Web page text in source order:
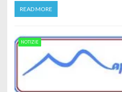
READ MORE
NOTIZIE